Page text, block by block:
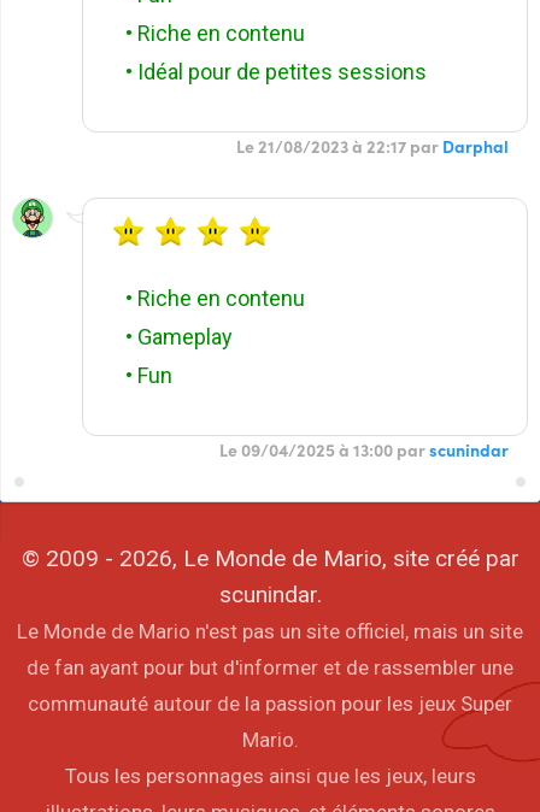
• Riche en contenu
• Idéal pour de petites sessions
Le 21/08/2023 à 22:17 par Darphal
• Riche en contenu
• Gameplay
• Fun
Le 09/04/2025 à 13:00 parscunindar
© 2009 - 2026, Le Monde de Mario, site créé par
scunindar.
Le Monde de Mario n'est pas un site officiel, mais un site
de fan ayant pour but d'informer et de rassembler une
communauté autour de la passion pour les jeux Super
Mario.
Tous les personnages ainsi que les jeux, leurs